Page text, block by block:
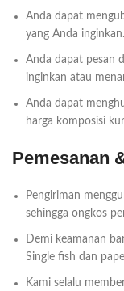
Anda dapat
yang Anda inginkan.
Anda dapat pesan
inginkan atau
Anda dapat
harga komposisi
Pemesanan
Pengiriman
sehingga ongkos
Demi keamanan
Single fish dan
Kami selalu